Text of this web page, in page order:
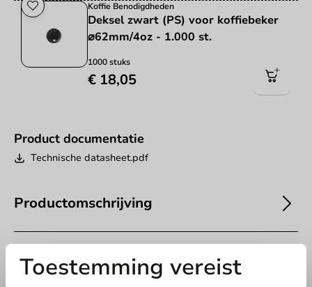
Product documentatie
Technische datasheet.pdf
Productomschrijving
Specificaties
Koffie Benodigdheden
Deksel zwart (PS) voor koffiebeker
⌀62mm/4oz - 1.000 st.
1000 stuks
€ 18,05
Toestemming vereist